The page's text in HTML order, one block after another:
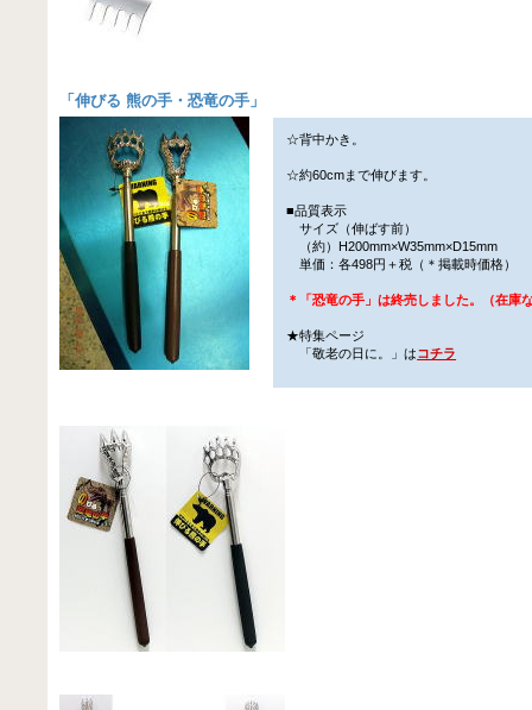
「 伸びる 熊の手・恐竜の手 」
☆背中かき。
☆約60cmまで伸びます。
■品質表示
サイズ（伸ばす前）
（約）H200mm×W35mm×D15mm
単価：各498円＋税（＊掲載時価格）
＊「恐竜の手」は終売しました。（在庫
★特集ページ
「敬老の日に。」はコチラ